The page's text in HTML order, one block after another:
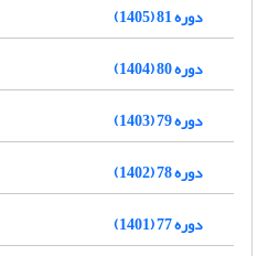
دوره 81 (1405)
دوره 80 (1404)
دوره 79 (1403)
دوره 78 (1402)
دوره 77 (1401)